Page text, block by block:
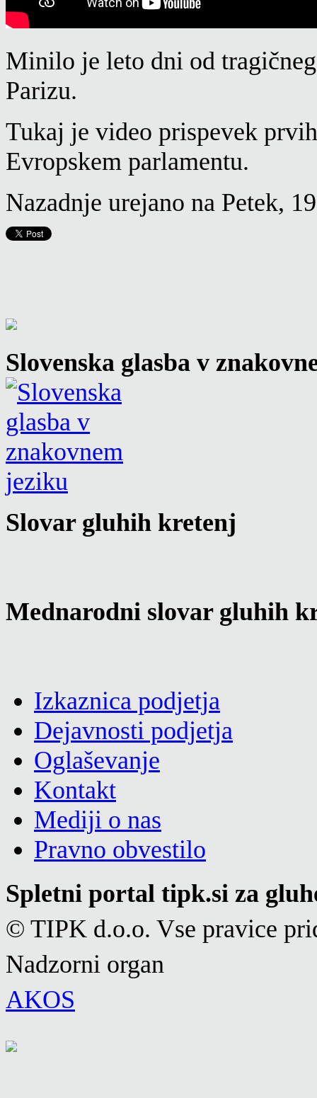
Minilo je leto dni od
Parizu.
Tukaj je video prispevek
Evropskem parlamentu.
Nazadnje urejano na Petek,
Slovenska glasba v
Slovar gluhih kretenj
Mednarodni slovar gluhih
Izkaznica podjetja
Dejavnosti podjetja
Oglaševanje
Kontakt
Mediji o nas
Pravno obvestilo
Spletni portal tipk.si za
© TIPK d.o.o. Vse pravice
Nadzorni organ
AKOS